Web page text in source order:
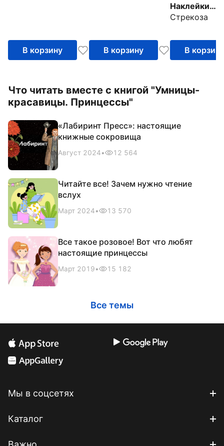
В корзину В корзину
Наклейки
матрешки
Стрекоза
В корзину
Что читать вместе с книгой "Умницы-
красавицы. Принцессы"
«Лабиринт Пресс»: настоящие
книжные сокровища
Август 2024• 12 564
Читайте все! Зачем нужно чтение
вслух
Март 2024• 13 570
Все такое розовое! Вот что любят
настоящие принцессы
Март 2019• 15 182
Все темы
Мы в соцсетях
Каталог